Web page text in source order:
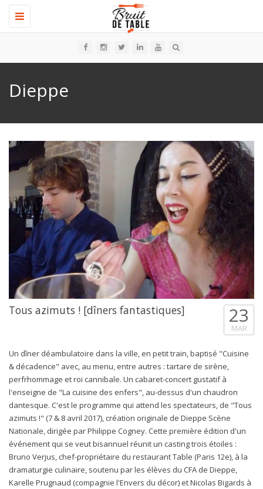
Toggle
navigation
Dieppe
Tous azimuts ! [dîners fantastiques] 23
MAR
Un dîner déambulatoire dans la ville, en petit train, baptisé "Cuisine
& décadence" avec, au menu, entre autres : tartare de sirène,
perfrhommage et roi cannibale. Un cabaret-concert gustatif à
l'enseigne de "La cuisine des enfers", au-dessus d'un chaudron
dantesque. C'est le programme qui attend les spectateurs, de "Tous
azimuts !" (7 & 8 avril 2017), création originale de Dieppe Scène
Nationale, dirigée par Philippe Cogney. Cette première édition d'un
événement qui se veut bisannuel réunit un casting trois étoiles :
Bruno Verjus, chef-propriétaire du restaurant Table (Paris 12e), à la
dramaturgie culinaire, soutenu par les élèves du CFA de Dieppe,
Karelle Prugnaud (compagnie l'Envers du décor) et Nicolas Bigards à